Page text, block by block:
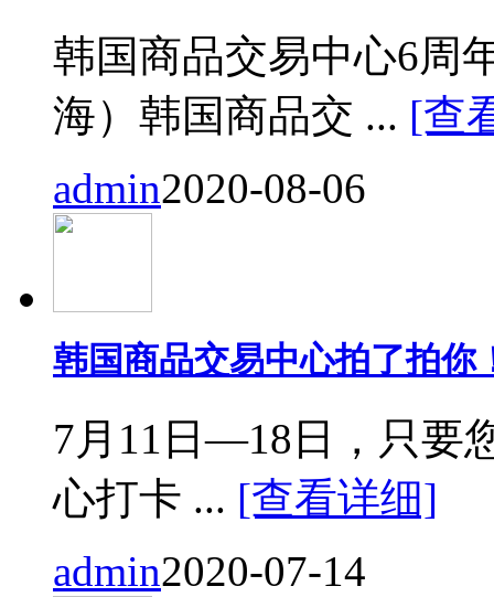
韩国商品交易中心6周
海）韩国商品交 ... [查
admin2020-08-06
韩国商品交易中心拍了拍你
7月11日—18日，只要
心打卡 ... [查看详细]
admin2020-07-14